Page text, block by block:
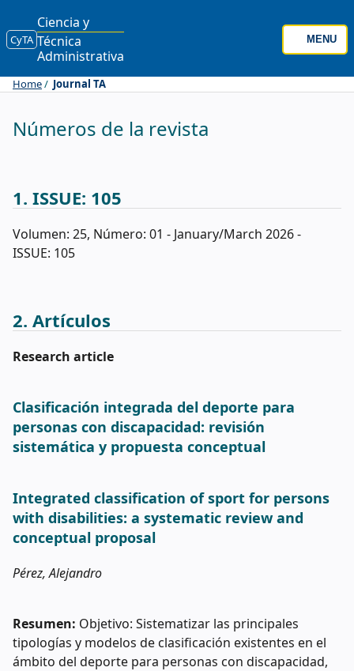
CyTA
Ciencia y
Técnica
Administrativa
MENU
Home Journal TA
Números de la revista
1. ISSUE: 105
Volumen: 25, Número: 01 - January/March 2026 -
ISSUE: 105
2. Artículos
Research article
Clasificación integrada del deporte para
personas con discapacidad: revisión
sistemática y propuesta conceptual
Integrated classification of sport for persons
with disabilities: a systematic review and
conceptual proposal
Pérez, Alejandro
Resumen: Objetivo: Sistematizar las principales
tipologías y modelos de clasificación existentes en el
ámbito del deporte para personas con discapacidad,